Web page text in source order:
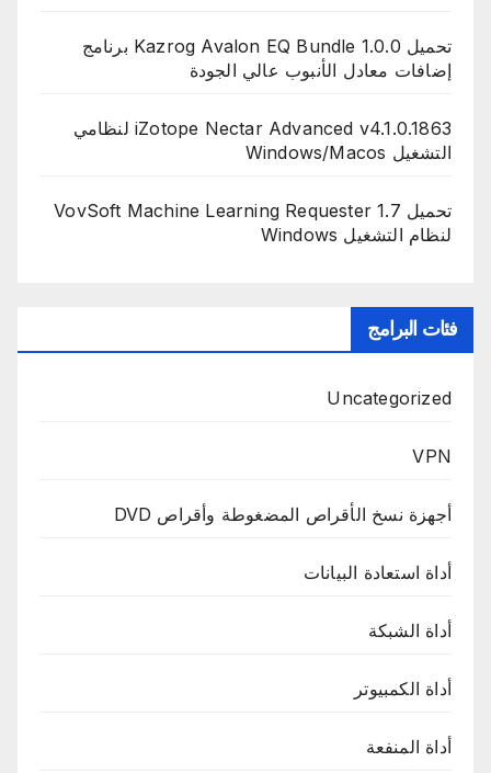
تحميل Kazrog Avalon EQ Bundle 1.0.0 برنامج
إضافات معادل الأنبوب عالي الجودة
iZotope Nectar Advanced v4.1.0.1863 لنظامي
التشغيل Windows/Macos
تحميل VovSoft Machine Learning Requester 1.7
لنظام التشغيل Windows
فئات البرامج
Uncategorized
VPN
أجهزة نسخ الأقراص المضغوطة وأقراص DVD
أداة استعادة البيانات
أداة الشبكة
أداة الكمبيوتر
أداة المنفعة